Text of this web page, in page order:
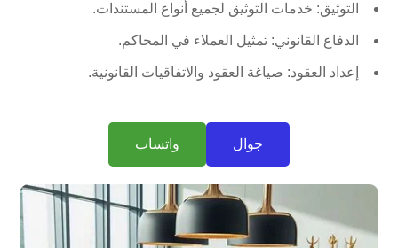
التوثيق: خدمات التوثيق لجميع أنواع المستندات.
الدفاع القانوني: تمثيل العملاء في المحاكم.
إعداد العقود: صياغة العقود والاتفاقيات القانونية.
جوال واتساب